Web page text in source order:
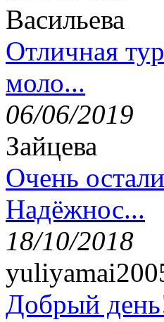
Васильева
Отличная
моло...
06/06/2019
Зайцева
Очень
Надёжнос...
18/10/2018
Добрый